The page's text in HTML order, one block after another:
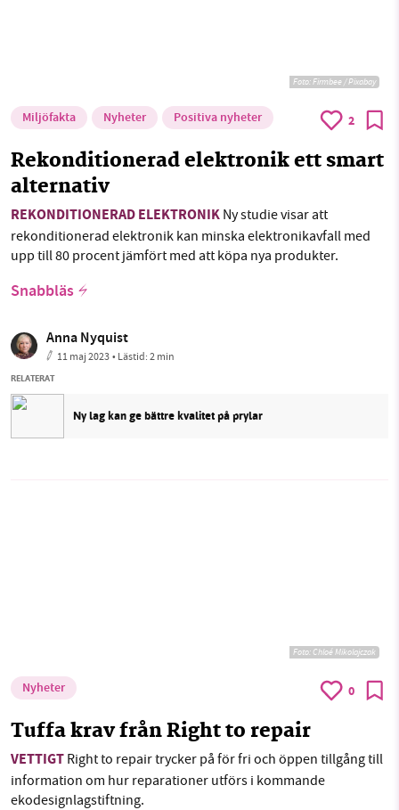
Foto: Firmbee / Pixabay
Miljöfakta Nyheter Positiva nyheter 2
Rekonditionerad elektronik ett smart
alternativ
REKONDITIONERAD ELEKTRONIK Ny studie visar att
rekonditionerad elektronik kan minska elektronikavfall med
upp till 80 procent jämfört med att köpa nya produkter.
Snabbläs
Anna Nyquist
11 maj 2023• Lästid:2 min
RELATERAT
Ny lag kan ge bättre kvalitet på prylar
Foto: Chloé Mikolajczak
Nyheter 0
Tuffa krav från Right to repair
VETTIGT Right to repair trycker på för fri och öppen tillgång till
information om hur reparationer utförs i kommande
ekodesignlagstiftning.